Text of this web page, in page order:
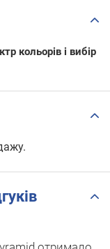
кольорів і вибір